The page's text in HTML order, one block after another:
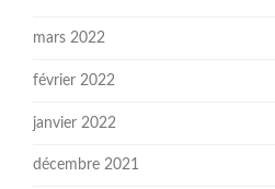
mars 2022
février 2022
janvier 2022
décembre 2021